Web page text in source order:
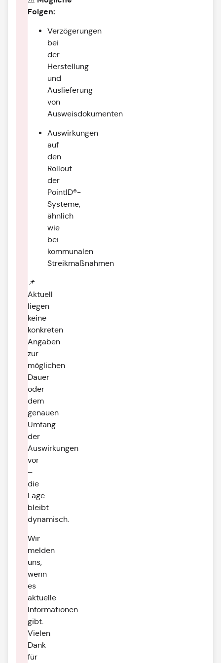
Folgen:
Verzögerungen
bei
der
Herstellung
und
Auslieferung
von
Ausweisdokumenten
Auswirkungen
auf
den
Rollout
der
PointID®-
Systeme,
ähnlich
wie
bei
kommunalen
Streikmaßnahmen
📌
Aktuell
liegen
keine
konkreten
Angaben
zur
möglichen
Dauer
oder
dem
genauen
Umfang
der
Auswirkungen
vor
–
die
Lage
bleibt
dynamisch.
Wir
melden
uns,
wenn
es
aktuelle
Informationen
gibt.
Vielen
Dank
für